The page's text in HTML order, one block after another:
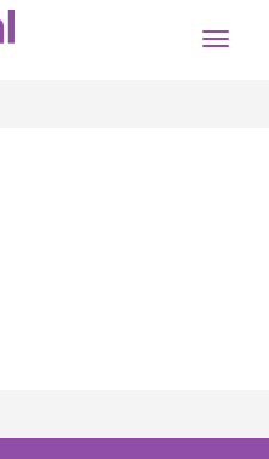
Toggle